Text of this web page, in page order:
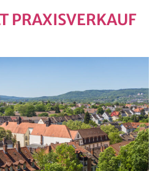
PRAXISVERKAUF